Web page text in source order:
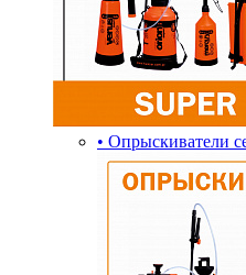
• Опрыскиватели